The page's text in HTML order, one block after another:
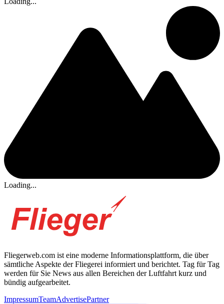
Loading...
Fliegerweb.com ist eine moderne Informationsplattform, die über
sämtliche Aspekte der Fliegerei informiert und berichtet. Tag für Tag
werden für Sie News aus allen Bereichen der Luftfahrt kurz und
bündig aufgearbeitet.
ImpressumTeamAdvertisePartner